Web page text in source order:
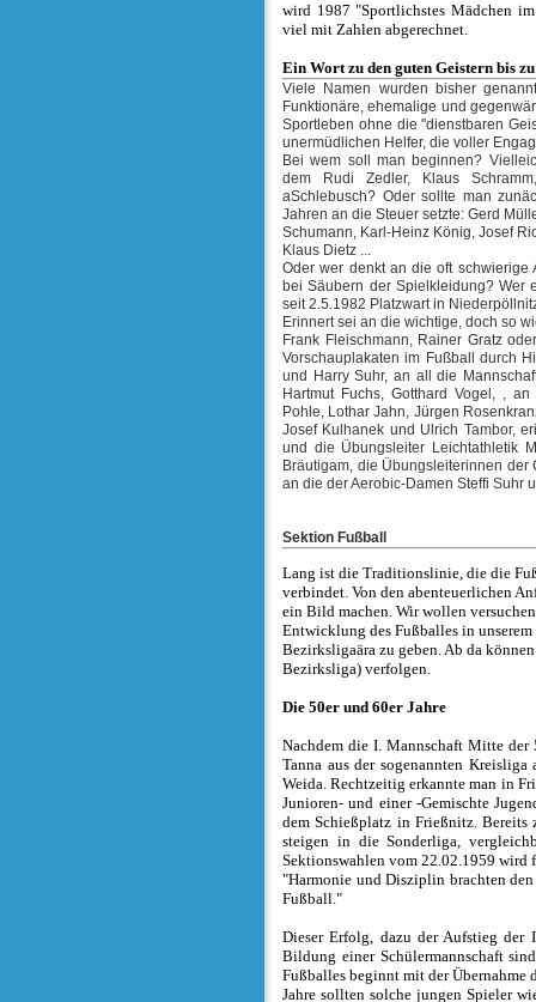
wird 1987 "Sportlichstes Mädchen
viel mit Zahlen abgerechnet.
Ein Wort zu den guten Geistern bis
Viele Namen wurden bisher
Funktionäre, ehemalige und
Sportleben ohne die "dienstbaren
unermüdlichen Helfer, die voller
Bei wem soll man beginnen?
dem Rudi Zedler, Klaus
aSchlebusch? Oder sollte man
Jahren an die Steuer setzte: Gerd
Schumann, Karl-Heinz König, Josef
Klaus Dietz ...
Oder wer denkt an die oft schwierige
bei Säubern der Spielkleidung? Wer
seit 2.5.1982 Platzwart in
Erinnert sei an die wichtige, doch so
Frank Fleischmann, Rainer Gratz
Vorschauplakaten im Fußball durch
und Harry Suhr, an all die
Hartmut Fuchs, Gotthard Vogel, ,
Pohle, Lothar Jahn, Jürgen
Josef Kulhanek und Ulrich Tambor,
und die Übungsleiter Leichtathletik
Bräutigam, die Übungsleiterinnen
an die der Aerobic-Damen Steffi Suhr
Sektion Fußball
Lang ist die Traditionslinie, die die
verbindet. Von den abenteuerlichen
ein Bild machen. Wir wollen
Entwicklung des Fußballes in
Bezirksligaära zu geben. Ab da
Bezirksliga) verfolgen.
Die 50er und 60er Jahre
Nachdem die I. Mannschaft Mitte
Tanna aus der sogenannten
Weida. Rechtzeitig erkannte man in
Junioren- und einer -Gemischte
dem Schießplatz in Frießnitz. Bereits
steigen in die Sonderliga,
Sektionswahlen vom 22.02.1959 wird
"Harmonie und Disziplin brachten
Fußball."
Dieser Erfolg, dazu der Aufstieg
Bildung einer Schülermannschaft
Fußballes beginnt mit der Übernahme
Jahre sollten solche jungen Spieler